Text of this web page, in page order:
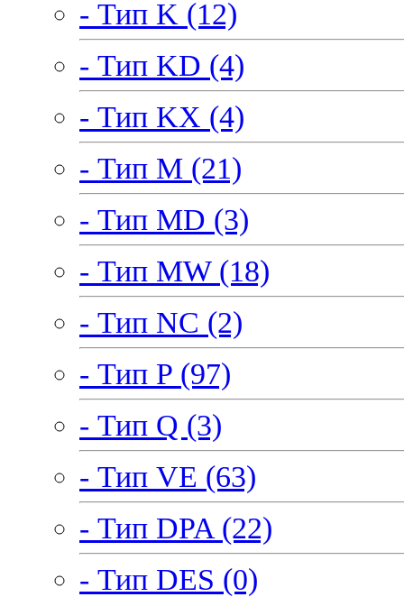
- Тип K (12)
- Тип KD (4)
- Тип KX (4)
- Тип M (21)
- Тип MD (3)
- Тип MW (18)
- Тип NC (2)
- Тип P (97)
- Тип Q (3)
- Тип VE (63)
- Тип DPA (22)
- Тип DES (0)